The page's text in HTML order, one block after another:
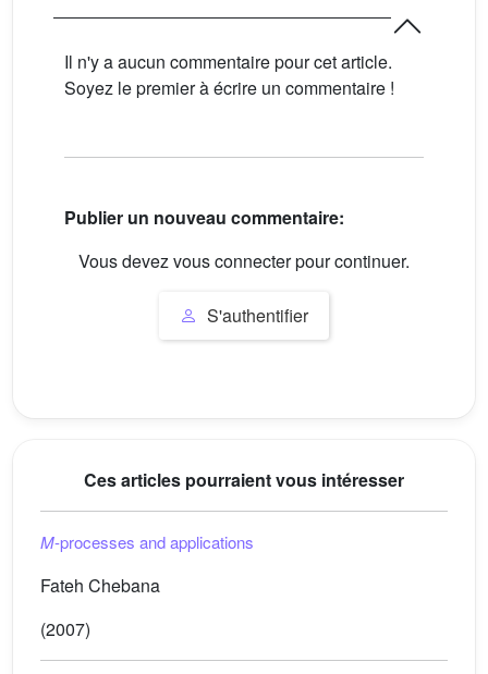
Il n'y a aucun commentaire pour cet article.
Soyez le premier à écrire un commentaire !
Publier un nouveau commentaire:
Vous devez vous connecter pour continuer.
S'authentifier
Ces articles pourraient vous intéresser
M-processes and applications
Fateh Chebana
(2007)